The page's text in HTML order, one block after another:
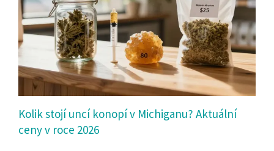
Kolik stojí uncí konopí v Michiganu? Aktuální
ceny v roce 2026